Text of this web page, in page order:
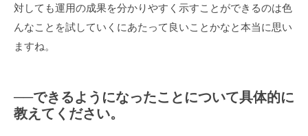
対しても運用の成果を分かりやすく示すことができるのは色
んなことを試していくにあたって良いことかなと本当に思い
ますね。
──できるようになったことについて具体的に
教えてください。